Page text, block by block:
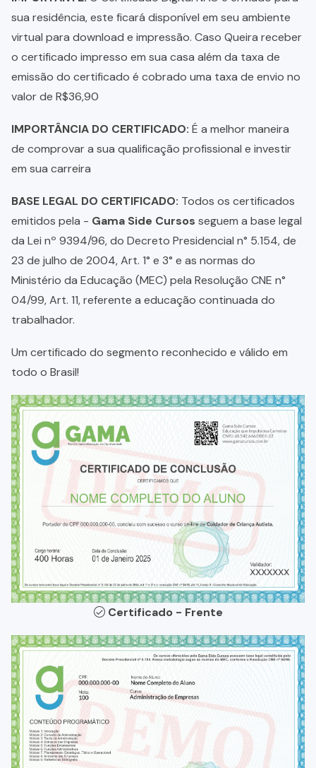
sua residência, este ficará disponível em seu ambiente
virtual para download e impressão. Caso Queira receber
o certificado impresso em sua casa além da taxa de
emissão do certificado é cobrado uma taxa de envio no
valor de R$36,90
IMPORTÂNCIA DO CERTIFICADO: É a melhor maneira
de comprovar a sua qualificação profissional e investir
em sua carreira
BASE LEGAL DO CERTIFICADO: Todos os certificados
emitidos pela - Gama Side Cursos seguem a base legal
da Lei nº 9394/96, do Decreto Presidencial n° 5.154, de
23 de julho de 2004, Art. 1° e 3° e as normas do
Ministério da Educação (MEC) pela Resolução CNE n°
04/99, Art. 11, referente a educação continuada do
trabalhador.
Um certificado do segmento reconhecido e válido em
todo o Brasil!
Certificado - Frente